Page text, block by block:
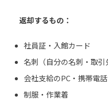
返却するもの：
社員証・入館カード
名刺（自分の名刺・取引
会社支給のPC・携帯電話
制服・作業着